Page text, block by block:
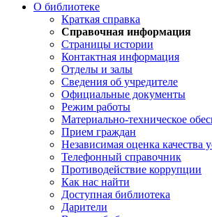
О библиотеке
Краткая справка
Справочная информация
Страницы истории
Контактная информация
Отделы и залы
Сведения об учредителе
Официальные документы
Режим работы
Материально-техническое
Прием граждан
Независимая оценка качества
Телефонный справочник
Противодействие коррупции
Как нас найти
Доступная библиотека
Дарители